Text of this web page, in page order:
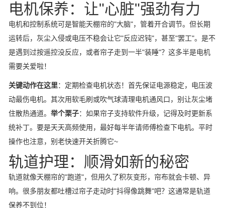
电机保养：让"心脏"强劲有力
电机和控制系统可是智能天棚帘的"大脑"，管着开合调节。但长期
运转后，灰尘入侵或电压不稳会让它"反应迟钝"，甚至"罢工"。是不
是遇到过按遥控没反应，或者帘子走到一半"装睡"？这多半是电机
需要关爱啦！
关键动作在这里：定期检查电机状态！首先保证电源稳定，电压波
动最伤电机。其次用软毛刷或吹气球清理电机通风口，别让灰尘堵
住散热通道。 举个栗子：如果帘子支持软件升级，记得及时更新系
统补丁。要是天天高频使用，最好每半年请师傅检查下电机。平时
操作也注意，别老快速开关折腾它~
轨道护理：顺滑如新的秘密
轨道就像天棚帘的"跑道"，但用久了积灰变形，帘布就会卡顿、异
响。很多朋友都吐槽过帘子走动时"抖得像跳舞"吧？这通常是轨道
保养不到位！